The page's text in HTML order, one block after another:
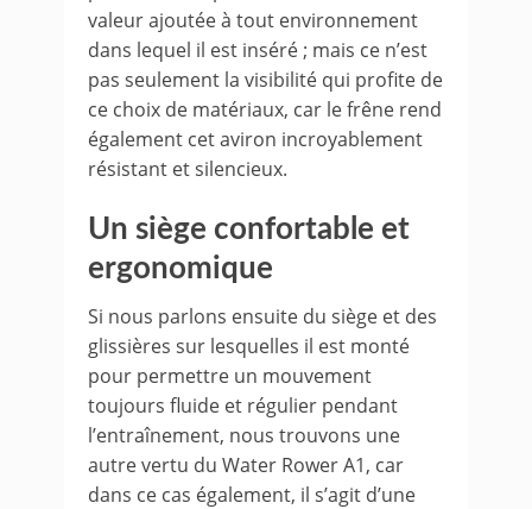
valeur ajoutée à tout environnement
dans lequel il est inséré ; mais ce n’est
pas seulement la visibilité qui profite de
ce choix de matériaux, car le frêne rend
également cet aviron incroyablement
résistant et silencieux.
Un siège confortable et
ergonomique
Si nous parlons ensuite du siège et des
glissières sur lesquelles il est monté
pour permettre un mouvement
toujours fluide et régulier pendant
l’entraînement, nous trouvons une
autre vertu du Water Rower A1, car
dans ce cas également, il s’agit d’une